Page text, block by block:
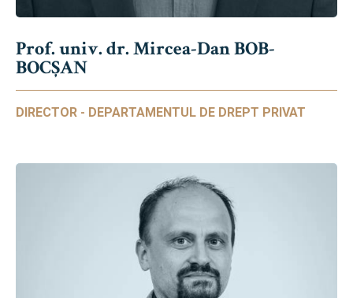
Prof. univ. dr. Mircea-Dan BOB-
BOCȘAN
DIRECTOR - DEPARTAMENTUL DE DREPT PRIVAT